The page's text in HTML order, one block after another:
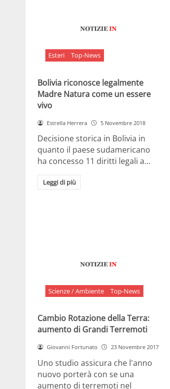
Esteri Top-News
Bolivia riconosce legalmente
Madre Natura come un essere
vivo
Estrella Herrera 5 Novembre 2018
Decisione storica in Bolivia in
quanto il paese sudamericano
ha concesso 11 diritti legali a…
Leggi di più
Scienze / Ambiente Top-News
Cambio Rotazione della Terra:
aumento di Grandi Terremoti
Giovanni Fortunato 23 Novembre 2017
Uno studio assicura che l'anno
nuovo porterà con se una
aumento di terremoti nel